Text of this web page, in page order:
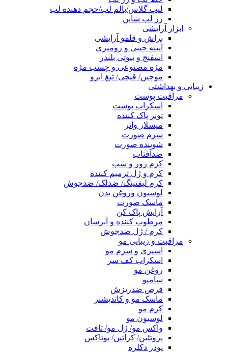
لیپ گلاس/بالم لب/حجم دهنده لب
رژ لب شاین
ابزار آرایشی
براش و قلمو آرایشی
آیینه جیبی و رومیزی
اسفنج و بیوتی بلندر
مژه مصنوعی و چسب مژه
موچین/ قیچی/ تیغ ابرو
زیبایی و بهداشتی
مراقبت پوست
اسکراب پوست
تونر پاک کننده
میسلار واتر
سرم صورت
شوینده صورت
ضدآفتاب
کرم روز و شب
کرم و ژل ترمیم کننده
کرم لیفتینگ/ ضدلک/ ضدجوش
لوسیون وروغن بدن
ماسک صورت
آرایش پاک کن
مرطوب کننده و آبرسان
کرم / ژل ضدجوش
مراقبت و زیبایی مو
اسپری و سرم مو
اسکراب کف سر
روغن مو
شامپو
قرص ضدریزش
ماسک مو و کاندیشنر
کرم مو
لوسیون مو
واکس مو/ ژل مو/ تافت
پروتئین/ کراتین/ بوتاکس
پودر دکلره